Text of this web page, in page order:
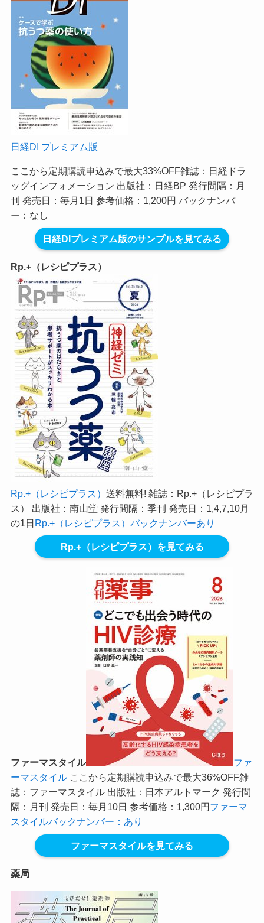
日経DI プレミアム版
ここから定期購読申込みで最大33%OFF雑誌：日経ドラ
ッグインフォメーション 出版社：日経BP 発行間隔：月
刊 発売日：毎月1日 参考価格：1,200円 バックナンバ
ー：なし
日経DIプレミアム版のサンプルを見てみる
Rp.+（レシピプラス）
Rp.+（レシピプラス） 送料無料! 雑誌：Rp.+（レシピプラ
ス） 出版社：南山堂 発行間隔：季刊 発売日：1,4,7,10月
の1日Rp.+（レシピプラス）バックナンバーあり
Rp.+（レシピプラス）を見てみる
ファーマスタイル
ファ
ーマスタイル ここから定期購読申込みで最大36%OFF雑
誌：ファーマスタイル 出版社：日本アルトマーク 発行間
隔：月刊 発売日：毎月10日 参考価格：1,300円 ファーマ
スタイルバックナンバー：あり
ファーマスタイルを見てみる
薬局